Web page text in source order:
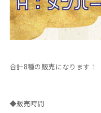
合計8種の販売になります！
◆販売時間